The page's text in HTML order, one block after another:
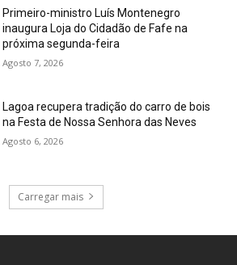
Primeiro-ministro Luís Montenegro
inaugura Loja do Cidadão de Fafe na
próxima segunda-feira
Agosto 7, 2026
Lagoa recupera tradição do carro de bois
na Festa de Nossa Senhora das Neves
Agosto 6, 2026
Carregar mais